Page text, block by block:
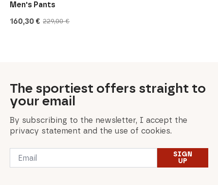
229,00€
Original
160,30 €
Current
Men's Pants
The sportiest offers straight to
your email
By subscribing to the newsletter, I accept the
privacy statement and the use of cookies.
Email
SIGN
UP